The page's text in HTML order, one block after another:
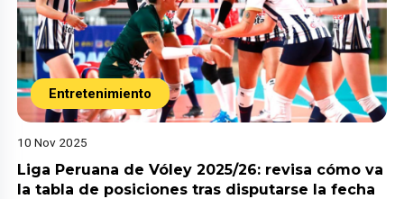
Entretenimiento
10 Nov 2025
Liga Peruana de Vóley 2025/26: revisa cómo va
la tabla de posiciones tras disputarse la fecha